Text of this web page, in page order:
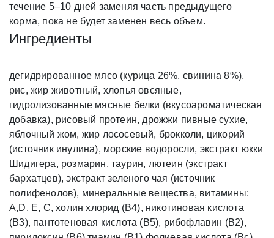
течение 5–10 дней заменяя часть предыдущего
корма, пока не будет заменен весь объем.
Ингредиенты
дегидрированное мясо (курица 26%, свинина 8%),
рис, жир животный, хлопья овсяные,
гидролизованные мясные белки (вкусоароматическая
добавка), рисовый протеин, дрожжи пивные сухие,
яблочный жом, жир лососевый, брокколи, цикорий
(источник инулина), морские водоросли, экстракт юкки
Шидигера, розмарин, таурин, лютеин (экстракт
бархатцев), экстракт зеленого чая (источник
полифенолов), минеральные вещества, витамины:
А,D, Е, С, холин хлорид (В4), никотиновая кислота
(В3), пантотеновая кислота (В5), рибофлавин (В2),